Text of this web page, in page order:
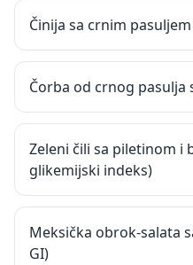
Činija sa crnim
Čorba od crnog pasulja
Zeleni čili sa piletinom i
glikemijski indeks)
Meksička obrok-salata
GI)